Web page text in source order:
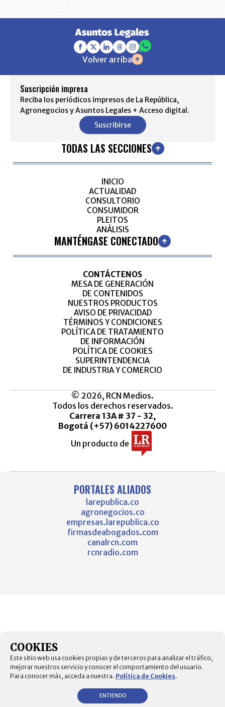
Volver arriba
Suscripción impresa
Reciba los periódicos impresos de La República,
Agronegocios y Asuntos Legales + Acceso digital.
Suscribirse
TODAS LAS SECCIONES
INICIO
ACTUALIDAD
CONSULTORIO
CONSUMIDOR
PLEITOS
ANÁLISIS
MANTÉNGASE CONECTADO
CONTÁCTENOS
MESA DE GENERACIÓN
DE CONTENIDOS
NUESTROS PRODUCTOS
AVISO DE PRIVACIDAD
TÉRMINOS Y CONDICIONES
POLÍTICA DE TRATAMIENTO
DE INFORMACIÓN
POLÍTICA DE COOKIES
SUPERINTENDENCIA
DE INDUSTRIA Y COMERCIO
© 2026, RCN Medios.
Todos los derechos reservados.
Carrera 13A # 37 - 32,
Bogotá (+57) 6014227600
Un producto de
PORTALES ALIADOS
larepublica.co
agronegocios.co
empresas.larepublica.co
firmasdeabogados.com
canalrcn.com
rcnradio.com
COOKIES
Este sitio web usa cookies propias y de terceros para analizar el tráfico,
mejorar nuestros servicio y conocer el comportamiento del usuario.
Para conocer más, acceda a nuestra. Política de Cookies.
ENTIENDO